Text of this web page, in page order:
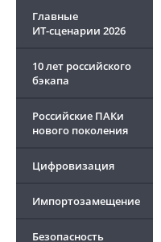
Главные
ИТ-сценарии 2026
10 лет российского
бэкапа
Российские ПАКи
нового поколения
Цифровизация
Импортозамещение
Безопасность